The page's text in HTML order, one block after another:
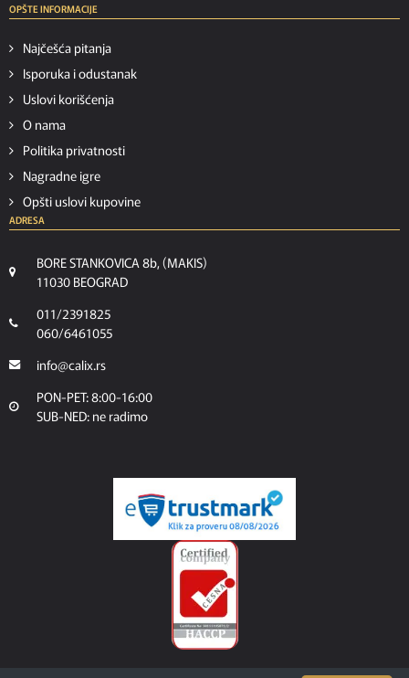
OPŠTE INFORMACIJE
Najčešća pitanja
Isporuka i odustanak
Uslovi korišćenja
O nama
Politika privatnosti
Nagradne igre
Opšti uslovi kupovine
ADRESA
BORE STANKOVICA 8b, (MAKIS)
11030 BEOGRAD
011/2391825
060/6461055
info@calix.rs
PON-PET: 8:00-16:00
SUB-NED: ne radimo